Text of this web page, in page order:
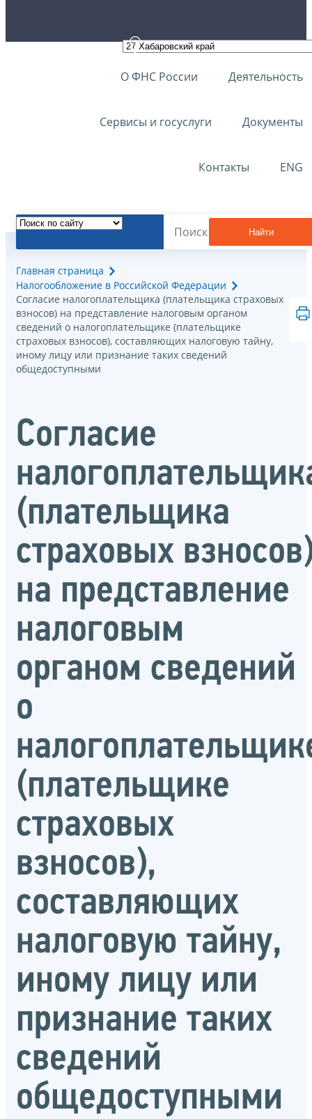
О ФНС России Деятельность
Сервисы и госуслуги Документы
Контакты ENG
Найти
Главная страница
Налогообложение в Российской Федерации
Согласие налогоплательщика (плательщика страховых
взносов) на представление налоговым органом
сведений о налогоплательщике (плательщике
страховых взносов), составляющих налоговую тайну,
иному лицу или признание таких сведений
общедоступными
Согласие
(плательщика
страховых
на представление
налоговым
органом сведений
о
(плательщике
страховых
взносов),
составляющих
налоговую тайну,
иному лицу или
признание таких
сведений
общедоступными